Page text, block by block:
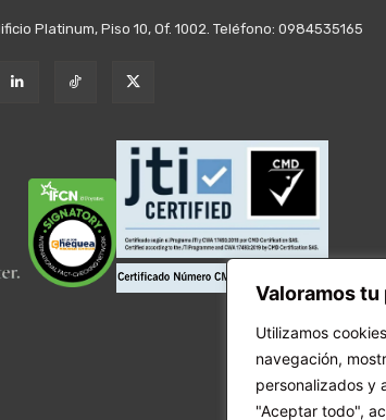
Valoramos
Utilizamos
navegación,
personalizados y
"Aceptar todo",
Platinum, Piso 10, Of. 1002. Teléfono: 0984535165